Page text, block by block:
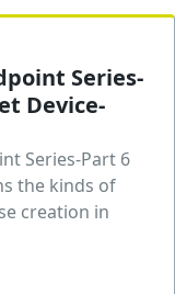
Series-
Device-
Series-Part 6
the kinds of
creation in